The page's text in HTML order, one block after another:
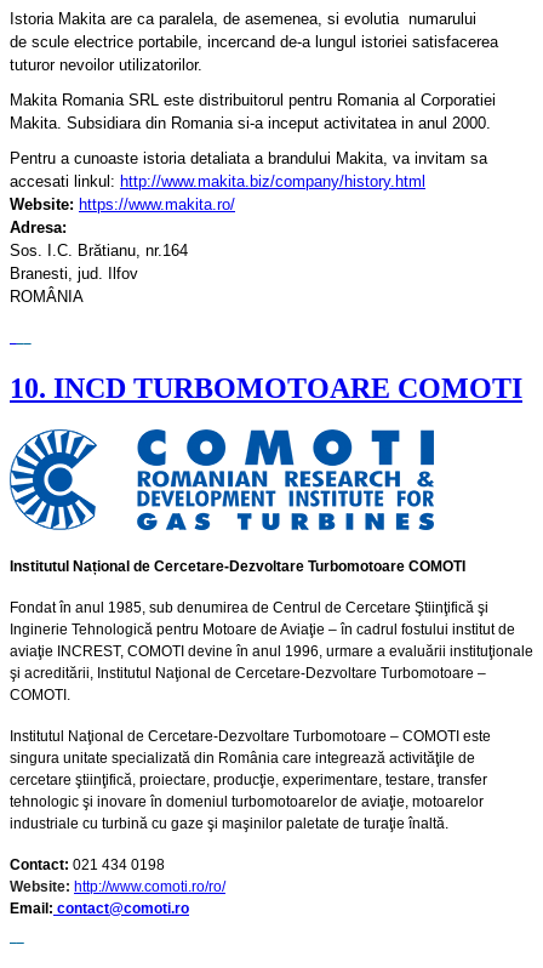
Istoria Makita are ca paralela, de asemenea, si evolutia numarului
de scule electrice portabile, incercand de-a lungul istoriei satisfacerea
tuturor nevoilor utilizatorilor.
Makita Romania SRL este distribuitorul pentru Romania al Corporatiei
Makita. Subsidiara din Romania si-a inceput activitatea in anul 2000.
Pentru a cunoaste istoria detaliata a brandului Makita, va invitam sa
accesati linkul: http://www.makita.biz/company/history.html
Website: https://www.makita.ro/
Adresa:
Sos. I.C. Brătianu, nr.164
Branesti, jud. Ilfov
ROMÂNIA
10. INCD TURBOMOTOARE COMOTI
Institutul Național de Cercetare-Dezvoltare Turbomotoare COMOTI
Fondat în anul 1985, sub denumirea de Centrul de Cercetare Ştiinţifică şi
Inginerie Tehnologică pentru Motoare de Aviaţie – în cadrul fostului institut de
aviaţie INCREST, COMOTI devine în anul 1996, urmare a evaluării instituţionale
şi acreditării, Institutul Naţional de Cercetare-Dezvoltare Turbomotoare –
COMOTI.
Institutul Naţional de Cercetare-Dezvoltare Turbomotoare – COMOTI este
singura unitate specializată din România care integrează activităţile de
cercetare ştiinţifică, proiectare, producţie, experimentare, testare, transfer
tehnologic şi inovare în domeniul turbomotoarelor de aviaţie, motoarelor
industriale cu turbină cu gaze şi maşinilor paletate de turaţie înaltă.
Contact: 021 434 0198
Website: http://www.comoti.ro/ro/
Email: contact@comoti.ro